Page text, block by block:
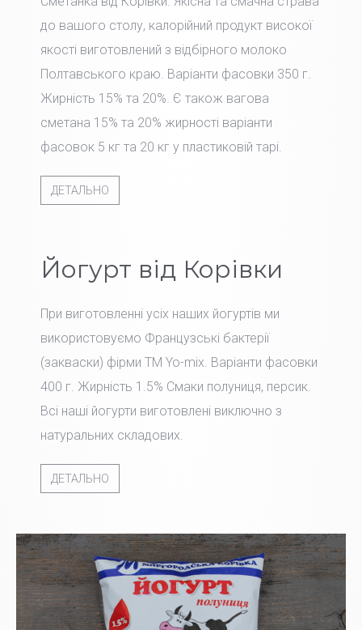
до вашого столу, калорійний продукт високої
якості виготовлений з відбірного молоко
Полтавського краю. Варіанти фасовки 350 г.
Жирність 15% та 20%. Є також вагова
сметана 15% та 20% жирності варіанти
фасовок 5 кг та 20 кг у пластиковій тарі.
ДЕТАЛЬНО
Йогурт від Корівки
При виготовленні усіх наших йогуртів ми
використовуємо Французські бактерії
(закваски) фірми TM Yo-mix. Варіанти фасовки
400 г. Жирність 1.5% Смаки полуниця, персик.
Всі наші йогурти виготовлені виключно з
натуральних складових.
ДЕТАЛЬНО